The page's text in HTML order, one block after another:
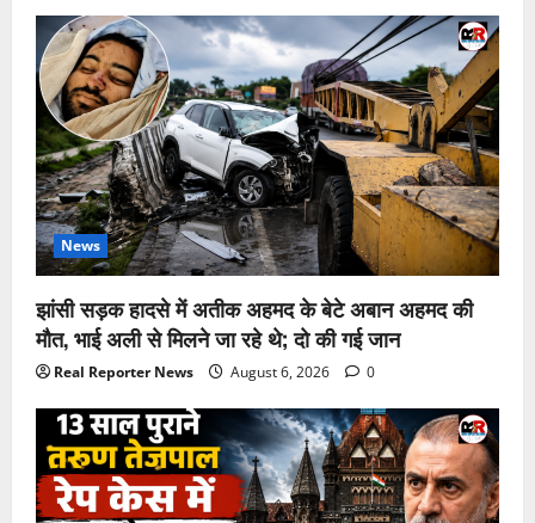
News
झांसी सड़क हादसे में अतीक अहमद के बेटे अबान अहमद की
मौत, भाई अली से मिलने जा रहे थे; दो की गई जान
Real Reporter News August 6, 2026 0